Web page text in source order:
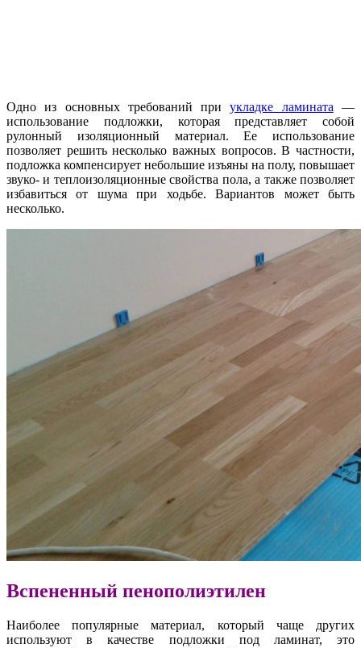
Одно из основных требований приукладке ламината —
использование подложки, которая представляет собой
рулонный изоляционный материал. Ее использование
позволяет решить несколько важных вопросов. В частности,
подложка компенсирует небольшие изъяны на полу, повышает
звуко- и теплоизоляционные свойства пола, а также позволяет
избавиться от шума при ходьбе. Вариантов может быть
несколько.
Вспененный пенополиэтилен
Наиболее популярные материал, который чаще других
используют в качестве подложки под ламинат, это